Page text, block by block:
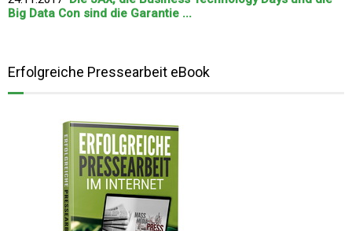
Big Data Con sind die Garantie ...
Erfolgreiche Pressearbeit eBook